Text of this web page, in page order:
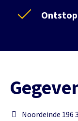
Noordeinde 196